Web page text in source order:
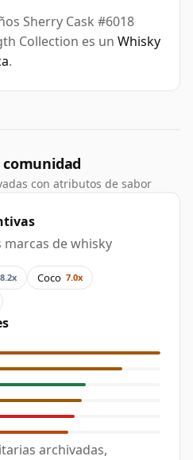
Sherry Cask #6018
Collection es un Whisky
.
con atributos de sabor
de whisky
8.2x Coco 7.0x
archivadas,